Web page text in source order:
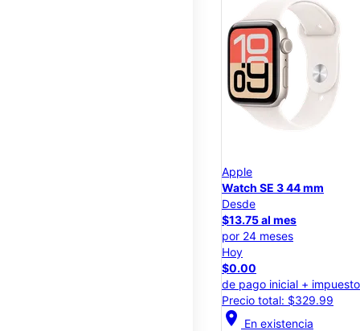
Apple
Watch SE 3 44 mm
Desde
$13.75 al mes
por 24 meses
Hoy
$0.00
de pago inicial +
Precio total: $329.99
location_on En existencia